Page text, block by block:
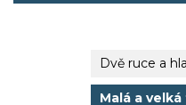
Dvě ruce a
Malá a